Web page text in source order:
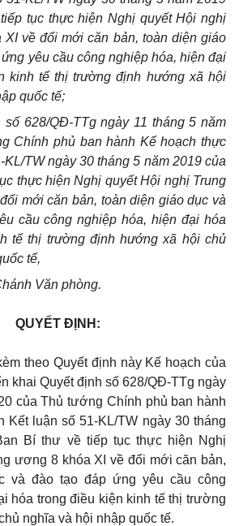
tục thực hiện Nghị quyết Hội nghị
XIvềđổi mới căn bản, toàn diện giáo
yêu cầu công nghiệp hóa, hiện đại
kinh tếthị trường định hướng xã hội
quốc tế;
số 628/QĐ-TTg ngày 11 tháng 5 năm
Chính phủ ban hành Kế hoạch thực
-KL/TW ngày 30 tháng 5 năm 2019 của
thực hiện Nghị quyết Hội nghị Trung
ổi mới căn bản, toàn diện giáo dục và
cầu công nghiệp hóa, hiện đại hóa
tếthị trường định hướng xã hội chủ
ốc tế,
Văn phòng.
QUYẾT ĐỊNH:
theo Quyết định này Kế hoạch của
khai Quyết định số 628/QĐ-TTg ngày
của Thủ tướng Chính phủ ban hành
Kết luận số 51-KL/TW ngày 30 tháng
Bí thư về tiếp tục thực hiện Nghị
ương 8 khóa XI về đổi mới căn bản,
và đào tạo đáp ứng yêu cầu công
hóa trong điều kiện kinh tếthị trường
nghĩa và hội nhập quốc tế.